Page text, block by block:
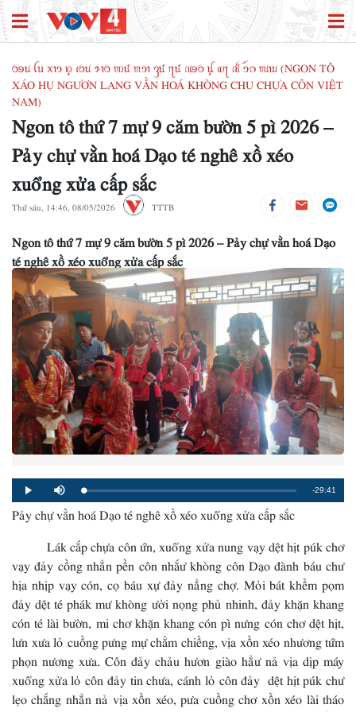
ꪉꪮꪙ ꪶꪕ ꪎꪱꪫ ꪭꪴ ꪹꪉꪙ ꪩꪱꪉ ꪪꪽ ꪬꪫꪱ ꪅꪽ ꪋꪽ ꪄꪮꪉ ꪊꪴ ꪵꪋ ꫛ ꪫꪸꪒ ꪘꪱꪣ (NGON TÔ
XÁO HỤ NGƯƠN LANG VẰN HOÁ KHÒNG CHU CHỰA CÔN VIỆT
NAM)
Ngon tô thứ 7 mự 9 căm bườn 5 pì 2026 –
Pảy chự vằn hoá Dạo té nghê xồ xéo
xuổng xửa cấp sắc
Thứ sáu, 14:46, 08/05/2026 TTTB
Ngon tô thứ 7 mự 9 căm bườn 5 pì 2026 – Pảy chự vằn hoá Dạo
té nghê xồ xéo xuổng xửa cấp sắc
Play Mute Loaded:
0%
Progress:
0%
Remaining
-29:41
Pảy chự vằn hoá Dạo té nghê xồ xéo xuổng xửa cấp sắc
Lák cắp chựa côn ứn, xuổng xửa nung vạy dệt hịt púk chơ
vạy đảy cồng nhẳn pền côn nhắư khòng côn Dạo đành báu chư
hịa nhịp vạy cón, cọ báu xự đảy nẳng chợ. Mỏi bát khềm pọm
đảy dệt té phák mư khòng ưởi nọng phủ nhinh, đảy khặn khang
cón té lài bườn, mi chơ khặn khang cón pì nưng cón chơ dệt hịt,
lưn xưa lỏ cuồng pưng mự chằm chiềng, vịa xồn xéo nhương tứm
phọn nương xưa. Côn đảy chảu hươn giào hẳư nả vịa dịp máy
xuổng xửa lỏ côn đảy tin chưa, cánh lỏ côn đảy dệt hịt púk chư
lẹo chắng nhẳn nả vịa xồn xéo, pưa cuồng chơ xồn xéo lài tháo